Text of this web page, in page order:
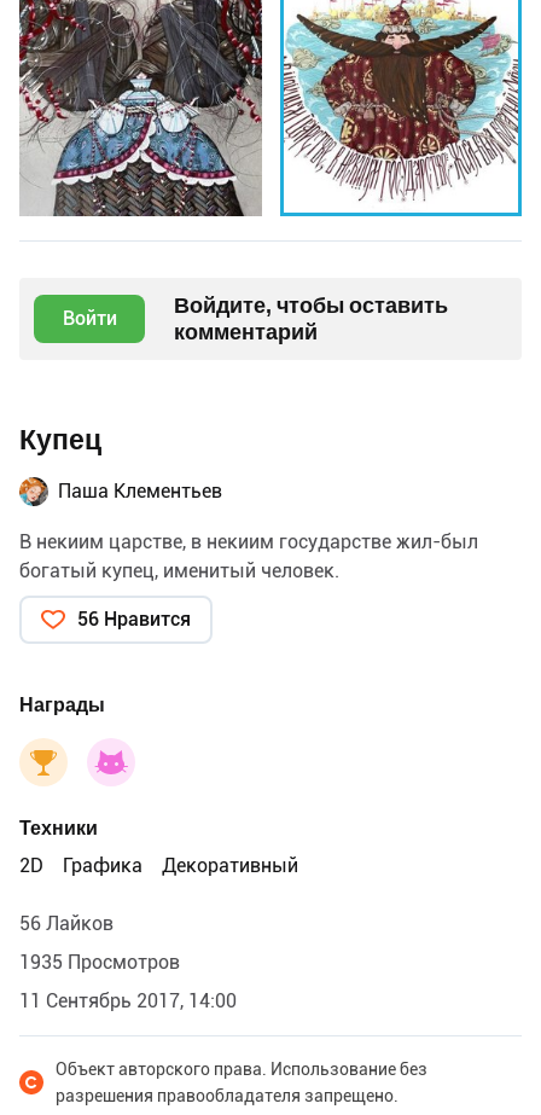
Войти
Войдите, чтобы оставить
комментарий
Купец
Паша Клементьев
В некиим царстве, в некиим государстве жил-был
богатый купец, именитый человек.
56 Нравится
Награды
Техники
2D
Графика Декоративный
56 Лайков
1935 Просмотров
11 Сентябрь 2017, 14:00
Объект авторского права. Использование без
разрешения правообладателя запрещено.